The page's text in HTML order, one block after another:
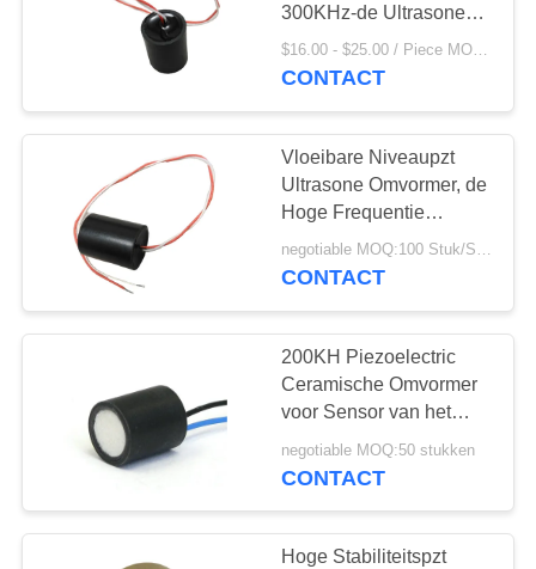
Piezo Ring
27
Piezoelectric Schijf
21
300KHz-de Ultrasone
Sensor van het
Nabijheidsniveau
$16.00 - $25.00 / Piece MOQ:100 Stuk/Stukken
CONTACT
Vloeibare Niveaupzt
Ultrasone Omvormer, de
Hoge Frequentie
Piezoelectric Omvormer
van 280KHz
negotiable MOQ:100 Stuk/Stukken
CONTACT
200KH Piezoelectric
Ceramische Omvormer
voor Sensor van het
Nabijheids de Ultrasone
Niveau
negotiable MOQ:50 stukken
CONTACT
Hoge Stabiliteitspzt